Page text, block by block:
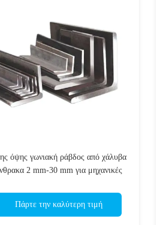
όψης γωνιακή ράβδος από χάλυβα
2 mm-30 mm για μηχανικές
Πάρτε την καλύτερη τιμή